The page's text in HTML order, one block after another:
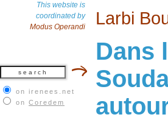
This website is
coordinated by
Modus Operandi
on irenees.net
on Coredem
Larbi
Dans